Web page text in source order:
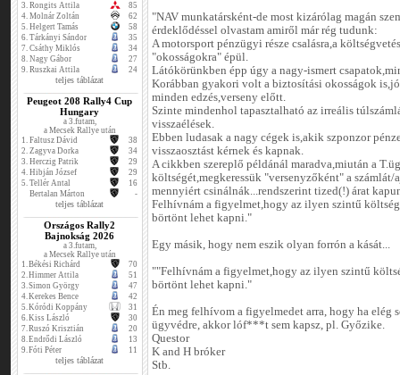
3. Rongits Attila
85
4. Molnár Zoltán
62
5. Helgert Tamás
58
6. Tárkányi Sándor
35
7. Csáthy Miklós
34
8. Nagy Gábor
27
9. Ruszkai Attila 24
teljes táblázat
Peugeot 208 Rally4 Cup
Hungary
a 3.futam,
a Mecsek Rallye után
1. Faltusz Dávid
38
2. Zagyva Dorka
34
3. Herczig Patrik
29
4. Hibján József
29
5. Tellér Antal
16
Bertalan Márton
-
teljes táblázat
Országos Rally2
Bajnokság 2026
a 3.futam,
a Mecsek Rallye után
1.Békési Richárd
70
2.Himmer Attila
51
3.Simon György
47
4.Kerekes Bence
42
5.Kóródi Koppány
31
6.Kiss László
30
7.Ruszó Krisztián
20
8.Endrődi László
13
9.Fóti Péter 11
teljes táblázat
"NAV munkatársként-de most kizárólag magán
érdeklődéssel olvastam amiről már rég tudunk:
A motorsport pénzügyi része csalásra,a
"okosságokra" épül.
Látókörünkben épp úgy a nagy-ismert
Korábban gyakori volt a biztosítási okosságok
minden edzés,verseny előtt.
Szinte mindenhol tapasztalható az irreális
visszaélések.
Ebben ludasak a nagy cégek is,akik szponzor
visszaosztást kérnek és kapnak.
A cikkben szereplő példánál maradva,miután a
költségét,megkeressük "versenyzőként" a
mennyiért csinálnák...rendszerint tized(!) árat
Felhívnám a figyelmet,hogy az ilyen szintű
börtönt lehet kapni."
Egy másik, hogy nem eszik olyan forrón a kását...
""Felhívnám a figyelmet,hogy az ilyen szintű
börtönt lehet kapni."
Én meg felhívom a figyelmedet arra, hogy ha elég
ügyvédre, akkor lóf***t sem kapsz, pl. Győzike.
Questor
K and H bróker
Stb.